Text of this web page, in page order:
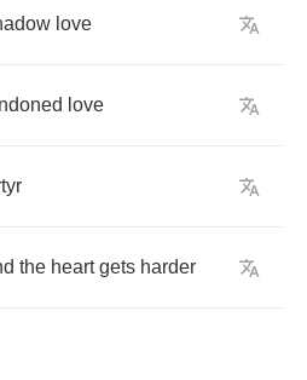
love
love
the heart gets harder